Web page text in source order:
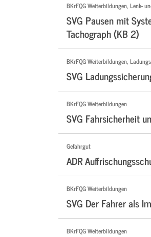
BKrFQG Weiterbildungen, Lenk-
SVG Pausen mit
Tachograph (KB 2)
BKrFQG Weiterbildungen,
SVG
BKrFQG Weiterbildungen
SVG Fahrsicherheit
Gefahrgut
ADR
BKrFQG Weiterbildungen
SVG Der Fahrer als
BKrFQG Weiterbildungen